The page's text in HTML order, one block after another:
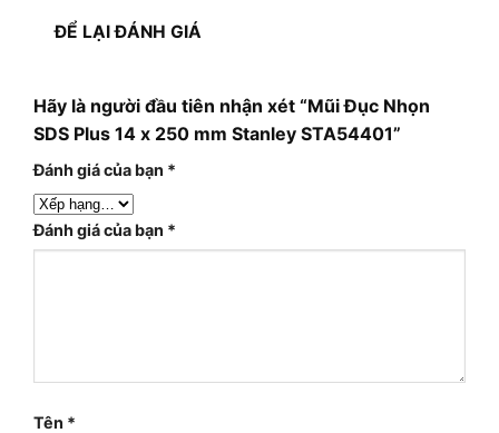
ĐỂ LẠI ĐÁNH GIÁ
Hãy là người đầu tiên nhận xét “Mũi Đục Nhọn
SDS Plus 14 x 250 mm Stanley STA54401”
Đánh giá của bạn *
Đánh giá của bạn *
Tên *